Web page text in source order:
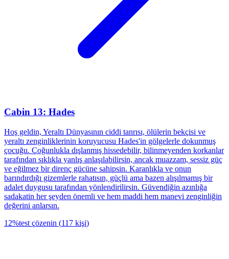
Cabin 13: Hades
Hoş geldin, Yeraltı Dünyasının ciddi tanrısı, ölülerin bekçisi ve
yeraltı zenginliklerinin koruyucusu Hades'in gölgelerle dokunmuş
çocuğu. Çoğunlukla dışlanmış hissedebilir, bilinmeyenden korkanlar
tarafından sıklıkla yanlış anlaşılabilirsin, ancak muazzam, sessiz güç
ve eğilmez bir direnç gücüne sahipsin. Karanlıkla ve onun
barındırdığı gizemlerle rahatısın, güçlü ama bazen alışılmamış bir
adalet duygusu tarafından yönlendirilirsin. Güvendiğin azınlığa
sadakatin her şeyden önemli ve hem maddi hem manevi zenginliğin
değerini anlarsın.
12%test çözenin (117 kişi)